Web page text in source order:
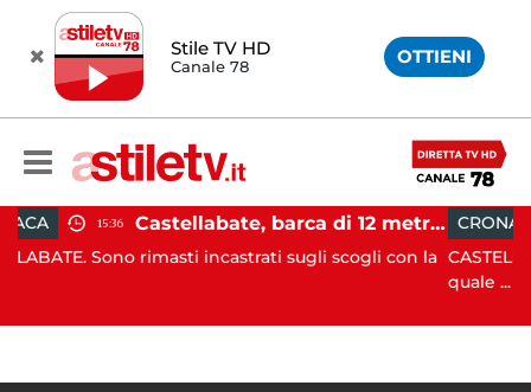
Stile TV HD
Canale 78 OTTIENI
Castellabate, barca di 12 metri resta incastrata sugli scogli: salvate 9 persone
rimasti incastrati sugli scogli con la
CRONACA 15:19
CASTELLABATE.